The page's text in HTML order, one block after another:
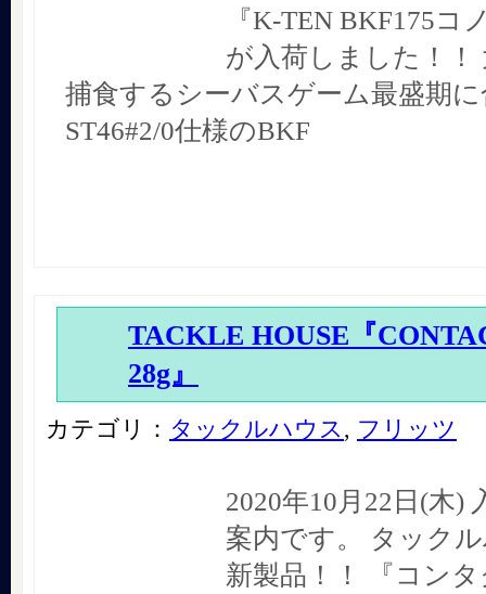
『K-TEN BKF175コ
が入荷しました！！
捕食するシーバスゲーム最盛期
ST46#2/0仕様のBKF
TACKLE HOUSE『
28g』
カテゴリ： タックルハウス , フリッツ
2020年10月22日(木)
案内です。 タック
新製品！！ 『コン